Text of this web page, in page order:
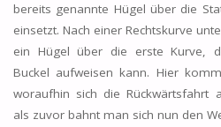
bereits genannte Hügel über die
einsetzt. Nach einer Rechtskurve
ein Hügel über die erste Kurve,
Buckel aufweisen kann. Hier
woraufhin sich die Rückwärtsfahrt
als zuvor bahnt man sich nun den